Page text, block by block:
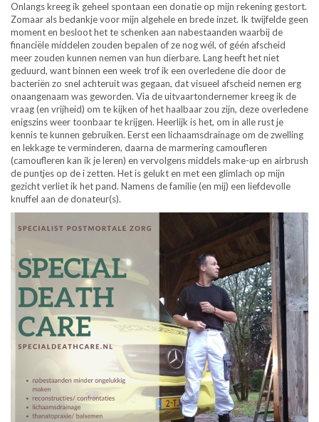
Onlangs kreeg ik geheel spontaan een donatie op mijn rekening gestort.
Zomaar als bedankje voor mijn algehele en brede inzet. Ik twijfelde geen
moment en besloot het te schenken aan nabestaanden waarbij de
financiële middelen zouden bepalen of ze nog wél, of géén afscheid
meer zouden kunnen nemen van hun dierbare. Lang heeft het niet
geduurd, want binnen een week trof ik een overledene die door de
bacteriën zo snel achteruit was gegaan, dat visueel afscheid nemen erg
onaangenaam was geworden. Via de uitvaartondernemer kreeg ik de
vraag (en vrijheid) om te kijken of het haalbaar zou zijn, deze overledene
enigszins weer toonbaar te krijgen. Heerlijk is het, om in alle rust je
kennis te kunnen gebruiken. Eerst een lichaamsdrainage om de zwelling
en lekkage te verminderen, daarna de marmering camoufleren
(camoufleren kan ik je leren) en vervolgens middels make-up en airbrush
de puntjes op de i zetten. Het is gelukt en met een glimlach op mijn
gezicht verliet ik het pand. Namens de familie (en mij) een liefdevolle
knuffel aan de donateur(s).